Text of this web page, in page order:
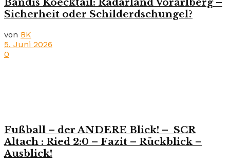
Bandis Koecktail: Radarland Vorarlberg –
Sicherheit oder Schilderdschungel?
von BK
5. Juni 2026
0
Fußball – der ANDERE Blick! – SCR
Altach : Ried 2:0 – Fazit – Rückblick –
Ausblick!